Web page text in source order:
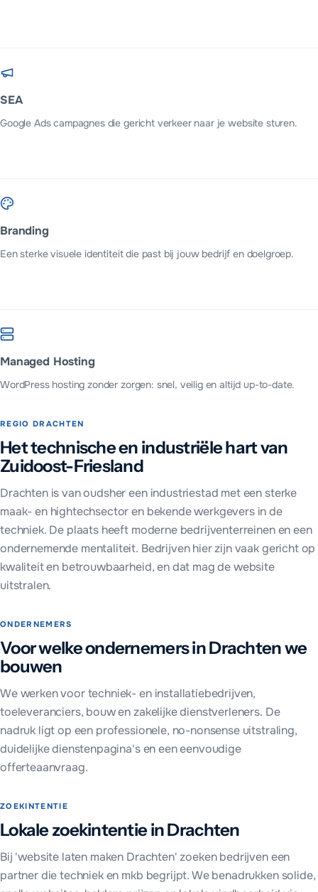
SEA
Google Ads campagnes die gericht verkeer naar je website sturen.
Branding
Een sterke visuele identiteit die past bij jouw bedrijf en doelgroep.
Managed Hosting
WordPress hosting zonder zorgen: snel, veilig en altijd up-to-date.
REGIO DRACHTEN
Het technische en industriële hart van
Zuidoost-Friesland
Drachten is van oudsher een industriestad met een sterke
maak- en hightechsector en bekende werkgevers in de
techniek. De plaats heeft moderne bedrijventerreinen en een
ondernemende mentaliteit. Bedrijven hier zijn vaak gericht op
kwaliteit en betrouwbaarheid, en dat mag de website
uitstralen.
ONDERNEMERS
Voor welke ondernemers in Drachten we
bouwen
We werken voor techniek- en installatiebedrijven,
toeleveranciers, bouw en zakelijke dienstverleners. De
nadruk ligt op een professionele, no-nonsense uitstraling,
duidelijke dienstenpagina's en een eenvoudige
offerteaanvraag.
ZOEKINTENTIE
Lokale zoekintentie in Drachten
Bij 'website laten maken Drachten' zoeken bedrijven een
partner die techniek en mkb begrijpt. We benadrukken solide,